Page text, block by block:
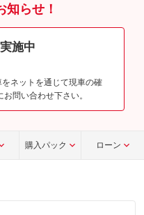
知らせ！
施中
ネットを通じて現車の確
問い合わせ下さい。
購入パック ローン